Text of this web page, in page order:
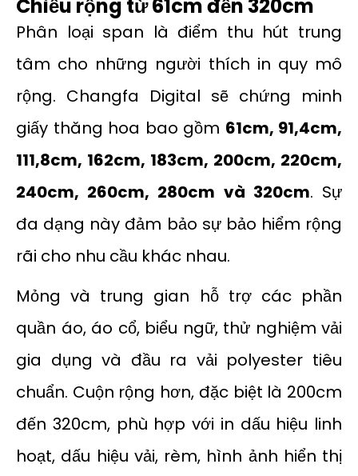
Chiều rộng từ 61cm đến 320cm
Phân loại span là điểm thu hút trung
tâm cho những người thích in quy mô
rộng. Changfa Digital sẽ chứng minh
giấy thăng hoa bao gồm 61cm, 91,4cm,
111,8cm, 162cm, 183cm, 200cm, 220cm,
240cm, 260cm, 280cm và 320cm. Sự
đa dạng này đảm bảo sự bảo hiểm rộng
rãi cho nhu cầu khác nhau.
Mỏng và trung gian hỗ trợ các phần
quần áo, áo cổ, biểu ngữ, thử nghiệm vải
gia dụng và đầu ra vải polyester tiêu
chuẩn. Cuộn rộng hơn, đặc biệt là 200cm
đến 320cm, phù hợp với in dấu hiệu linh
hoạt, dấu hiệu vải, rèm, hình ảnh hiển thị